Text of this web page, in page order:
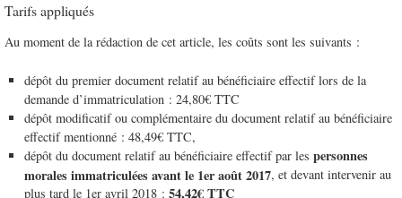
Tarifs appliqués
Au moment de la rédaction de cet article, les coûts sont les suivants :
dépôt du premier document relatif au bénéficiaire effectif lors de la
demande d’immatriculation : 24,80€ TTC
dépôt modificatif ou complémentaire du document relatif au bénéficiaire
effectif mentionné : 48,49€ TTC,
dépôt du document relatif au bénéficiaire effectif par les personnes
morales immatriculées avant le 1er août 2017, et devant intervenir au
plus tard le 1er avril 2018 : 54,42€ TTC